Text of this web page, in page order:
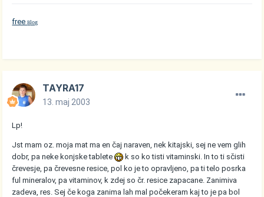
freeBlog
TAYRA17
13. maj 2003
Lp!
Jst mam oz. moja mat ma en čaj naraven, nek kitajski, sej ne vem glih
dobr, pa neke konjske tablete
k so ko tisti vitaminski. In to ti sčisti
črevesje, pa črevesne resice, pol ko je to opravljeno, pa ti telo posrka
ful mineralov, pa vitaminov, k zdej so čr. resice zapacane. Zanimiva
zadeva, res. Sej če koga zanima lah mal počekeram kaj to je pa bol